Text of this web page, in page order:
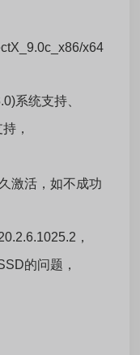
x64
系统支持、
，
激活，如不成功
，
的问题，